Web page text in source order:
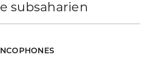
subsaharien